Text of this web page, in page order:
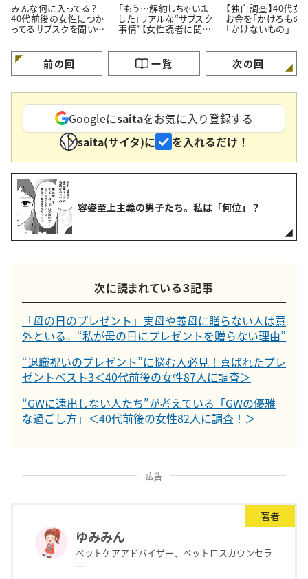
みんな何に入ってる？
40代前後の女性につか
ってるサブスクを聞いて
「もう…解約しちゃいま
した」リアルな“サブスク
事情”【女性読者に聞い
【独自調査】40代女
お金を「かけるもの」
「かけないもの」
前の回 一覧 次の回
Googleにsaitaをお気に入り登録する
saita(サイタ)に
を入れるだけ！
容姿至上主義の男子たち。私は「何位」？
次に読まれている３記事
「母の日のプレゼント」実母や義母に贈らない人は意
外といる。“私が母の日にプレゼントを贈らない理由”
“退職祝いのプレゼント”に悩む人必見！喜ばれたプレ
ゼントベスト3＜40代前後の女性87人に調査＞
“GWに遠出しない人たち”が考えている「GWの優雅
な過ごし方」＜40代前後の女性82人に調査！＞
広告
著者
ゆみみん
ペットケアアドバイザー、ペットロスカウンセラ
ー